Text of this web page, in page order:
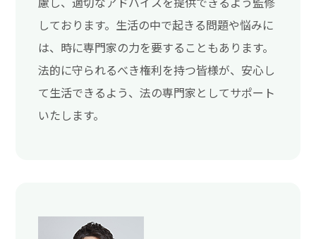
しております。生活の中で起きる問題や悩みに
は、時に専門家の力を要することもあります。
法的に守られるべき権利を持つ皆様が、安心し
て生活できるよう、法の専門家としてサポート
いたします。